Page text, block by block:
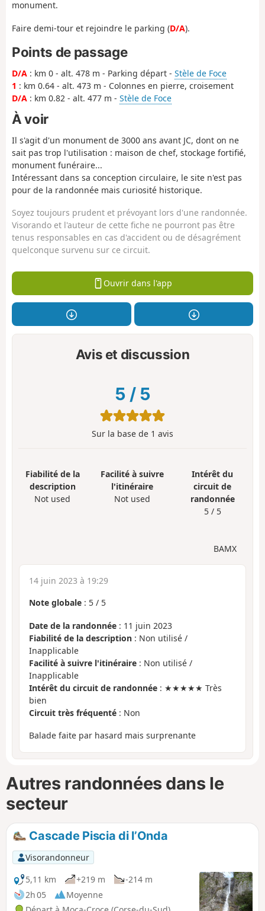
monument.
Faire demi-tour et rejoindre le parking (D/A).
Points de passage
D/A : km 0 - alt. 478 m - Parking départ - Stèle de Foce
1 : km 0.64 - alt. 473 m - Colonnes en pierre, croisement
D/A : km 0.82 - alt. 477 m - Stèle de Foce
À voir
Il s'agit d'un monument de 3000 ans avant JC, dont on ne
sait pas trop l'utilisation : maison de chef, stockage fortifié,
monument funéraire...
Intéressant dans sa conception circulaire, le site n'est pas
pour de la randonnée mais curiosité historique.
Soyez toujours prudent et prévoyant lors d'une randonnée.
Visorando et l'auteur de cette fiche ne pourront pas être
tenus responsables en cas d'accident ou de désagrément
quelconque survenu sur ce circuit.
Ouvrir dans l'app
Avis et discussion
5 / 5
Sur la base de 1 avis
Fiabilité de la
description
Not used
Facilité à suivre
l'itinéraire
Not used
Intérêt du
circuit de
randonnée
5 / 5
BAMX
14 juin 2023 à 19:29
Note globale : 5 / 5
Date de la randonnée : 11 juin 2023
Fiabilité de la description : Non utilisé /
Inapplicable
Facilité à suivre l'itinéraire : Non utilisé /
Inapplicable
Intérêt du circuit de randonnée : ★★★★★ Très
bien
Circuit très fréquenté : Non
Balade faite par hasard mais surprenante
Autres randonnées dans le
secteur
Cascade Piscia di l’Onda
Visorandonneur
5,11 km
+219 m
-214 m
2h 05
Moyenne